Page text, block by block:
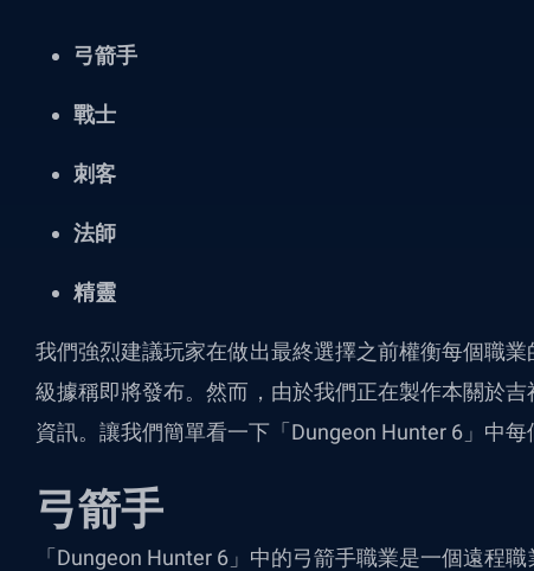
弓箭手
戰士
刺客
法師
精靈
我們強烈建議玩家在做出最終選擇之前權衡每個職
級據稱即將發布。然而，由於我們正在製作本關於
資訊。讓我們簡單看一下「Dungeon Hunter 6」中每
弓箭手
「Dungeon Hunter 6」中的弓箭手職業是一個遠程